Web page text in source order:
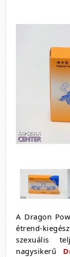
A Dragon
étrend-
szexuális
nagysikerű